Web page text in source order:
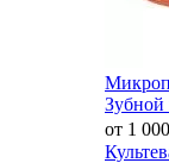
от 1 000